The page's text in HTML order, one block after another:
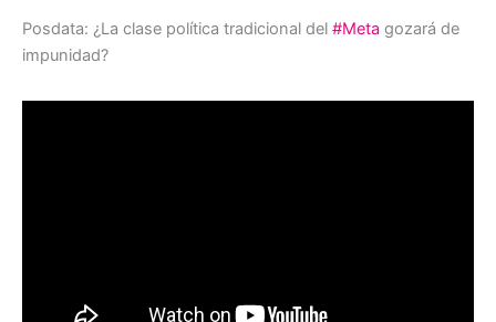
Posdata: ¿La clase política tradicional del #Meta gozará de
impunidad?